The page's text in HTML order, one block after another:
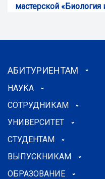
мастерской «Биология
АБИТУРИЕНТАМ
НАУКА
СОТРУДНИКАМ
УНИВЕРСИТЕТ
СТУДЕНТАМ
ВЫПУСКНИКАМ
ОБРАЗОВАНИЕ